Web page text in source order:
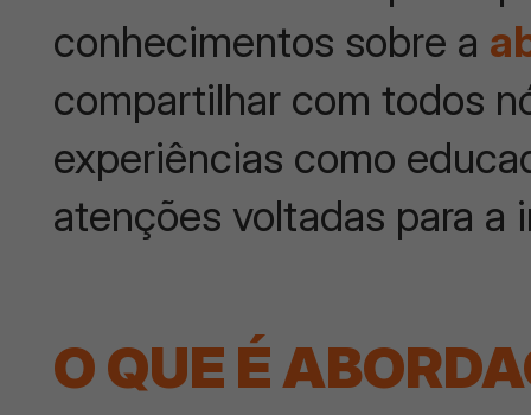
conhecimentos sobre a
compartilhar com todos
experiências como
atenções voltadas para a
O QUE É